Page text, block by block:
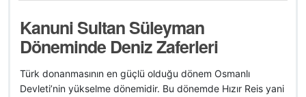
Kanuni Sultan Süleyman
Döneminde Deniz Zaferleri
Türk donanmasının en güçlü olduğu dönem Osmanlı
Devleti’nin yükselme dönemidir. Bu dönemde Hızır Reis yani